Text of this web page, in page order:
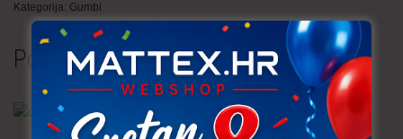
Kategorija: Gumbi
Povezani proizvodi